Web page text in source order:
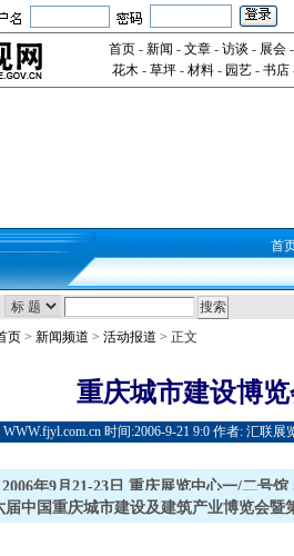
首页- 新闻 - 文章- 访谈 - 展会
花木- 草坪- 材料- 园艺- 书店
首
页 > 新闻频道 > 活动报道 > 正文
重庆城市建设博
WWW.fjyl.com.cn 时间:2006-9-21 9:0 作者: 汇联
2006年9月21-23日 重庆展览中心一/二号
届中国重庆城市建设及建筑产业博览会